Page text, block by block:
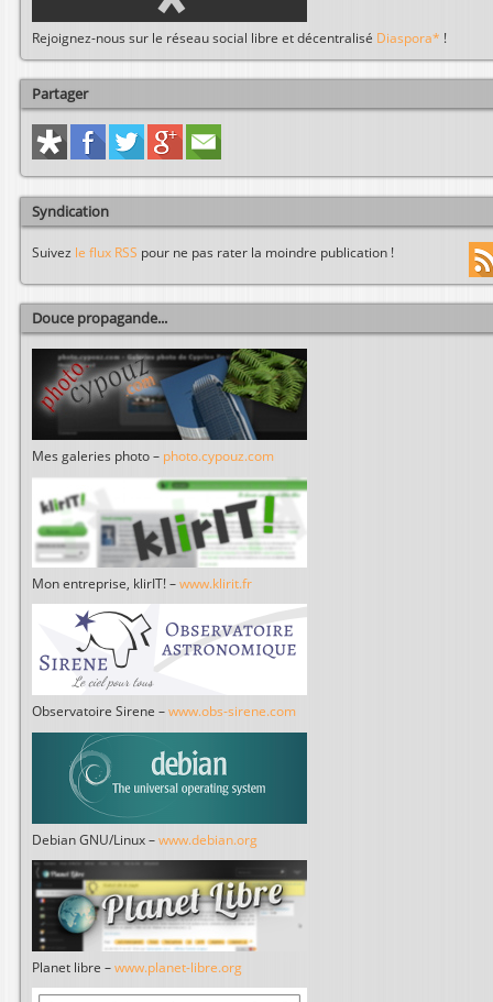
Rejoignez-nous sur le réseau social libre et décentralisé Diaspora* !
Partager
Syndication
Suivez le flux RSS pour ne pas rater la moindre publication !
Douce propagande...
Mes galeries photo – photo.cypouz.com
Mon entreprise, klirIT! – www.klirit.fr
Observatoire Sirene – www.obs-sirene.com
Debian GNU/Linux – www.debian.org
Planet libre – www.planet-libre.org